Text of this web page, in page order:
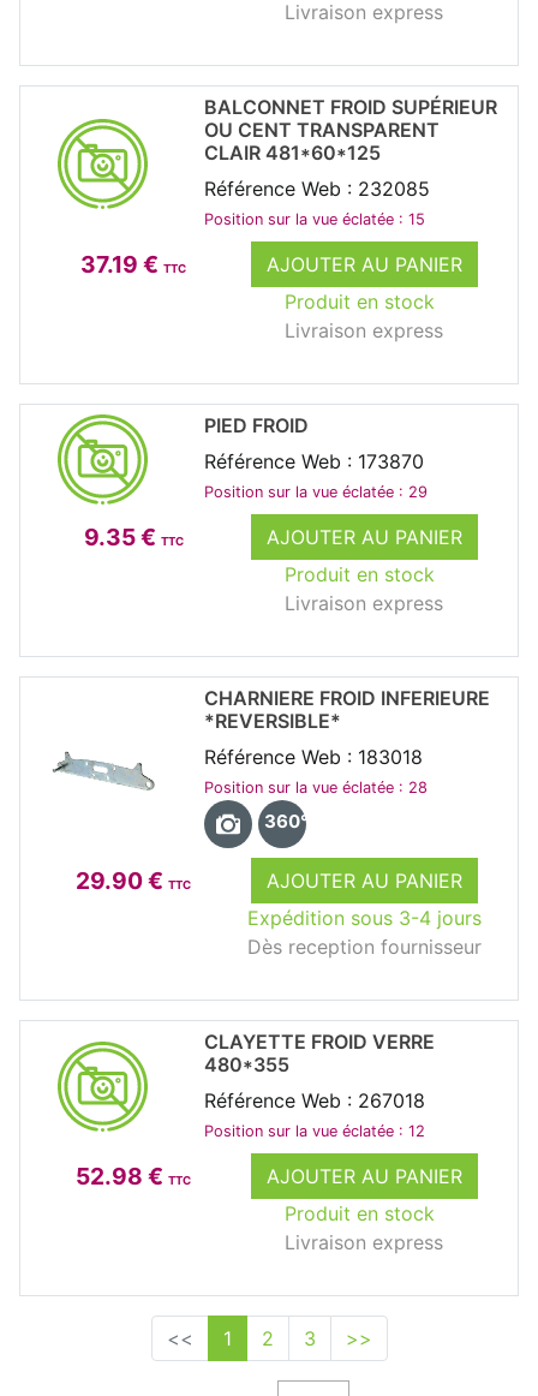
Livraison express
37.19 € TTC
AJOUTER AU PANIER
Produit en stock
Livraison express
BALCONNET FROID SUPÉRIEUR
OU CENT TRANSPARENT
CLAIR 481*60*125
Référence Web : 232085
Position sur la vue éclatée : 15
9.35 € TTC
AJOUTER AU PANIER
Produit en stock
Livraison express
PIED FROID
Référence Web : 173870
Position sur la vue éclatée : 29
29.90 € TTC
AJOUTER AU PANIER
Expédition sous 3-4 jours
Dès reception fournisseur
CHARNIERE FROID INFERIEURE
*REVERSIBLE*
Référence Web : 183018
Position sur la vue éclatée : 28
360°
52.98 € TTC
AJOUTER AU PANIER
Produit en stock
Livraison express
CLAYETTE FROID VERRE
480*355
Référence Web : 267018
Position sur la vue éclatée : 12
<< 1 2 3 >>